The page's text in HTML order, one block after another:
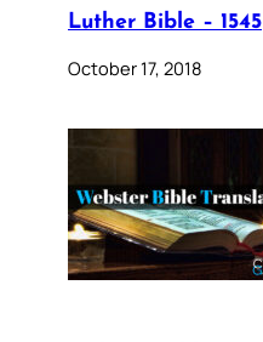
Luther Bible – 1545
October 17, 2018